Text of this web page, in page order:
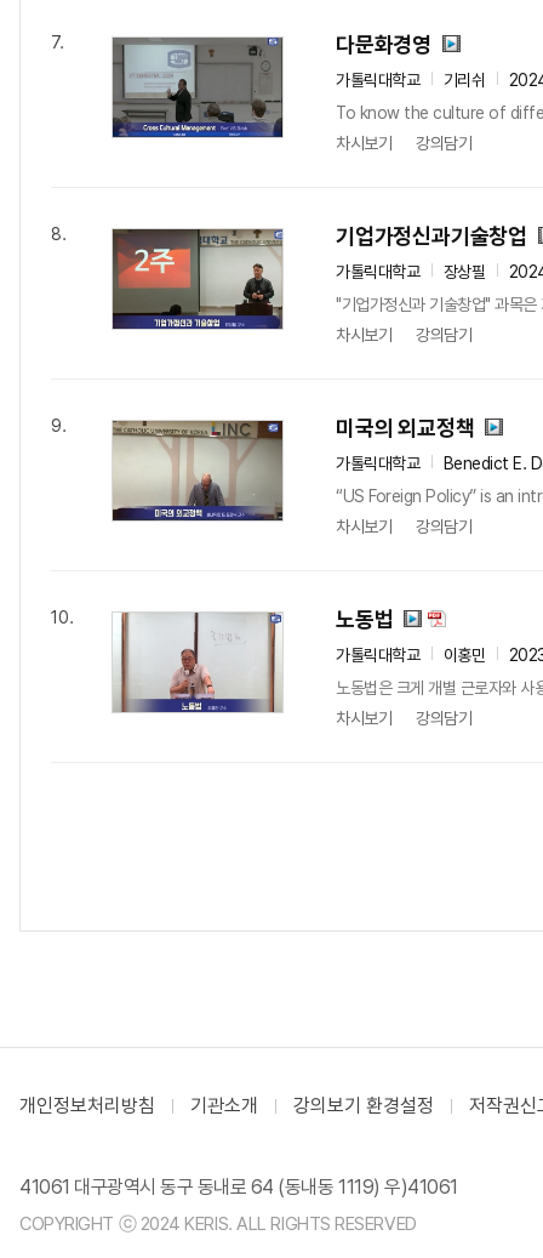
7. 다문화경영
가톨릭대학교 기리쉬
To know the culture of
차시보기
강의담기
8. 기업가정신과기술창업
가톨릭대학교 장상필
"기업가정신과 기술창업" 과목
차시보기
강의담기
9. 미국의 외교정책
가톨릭대학교
Benedict E.
“US Foreign Policy” is an
차시보기
강의담기
10. 노동법
가톨릭대학교 이홍민
노동법은 크게 개별 근로자와 사
차시보기
강의담기
개인정보처리방침 기관소개 강의보기 환경설정 저작권신
41061 대구광역시 동구 동내로 64 (동내동 1119) 우)41061
COPYRIGHT ⓒ 2024 KERIS. ALL RIGHTS RESERVED